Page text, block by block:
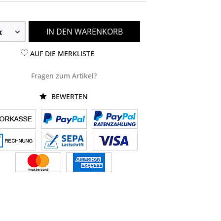
IN DEN WARENKORB
AUF DIE MERKLISTE
Fragen zum Artikel?
BEWERTEN